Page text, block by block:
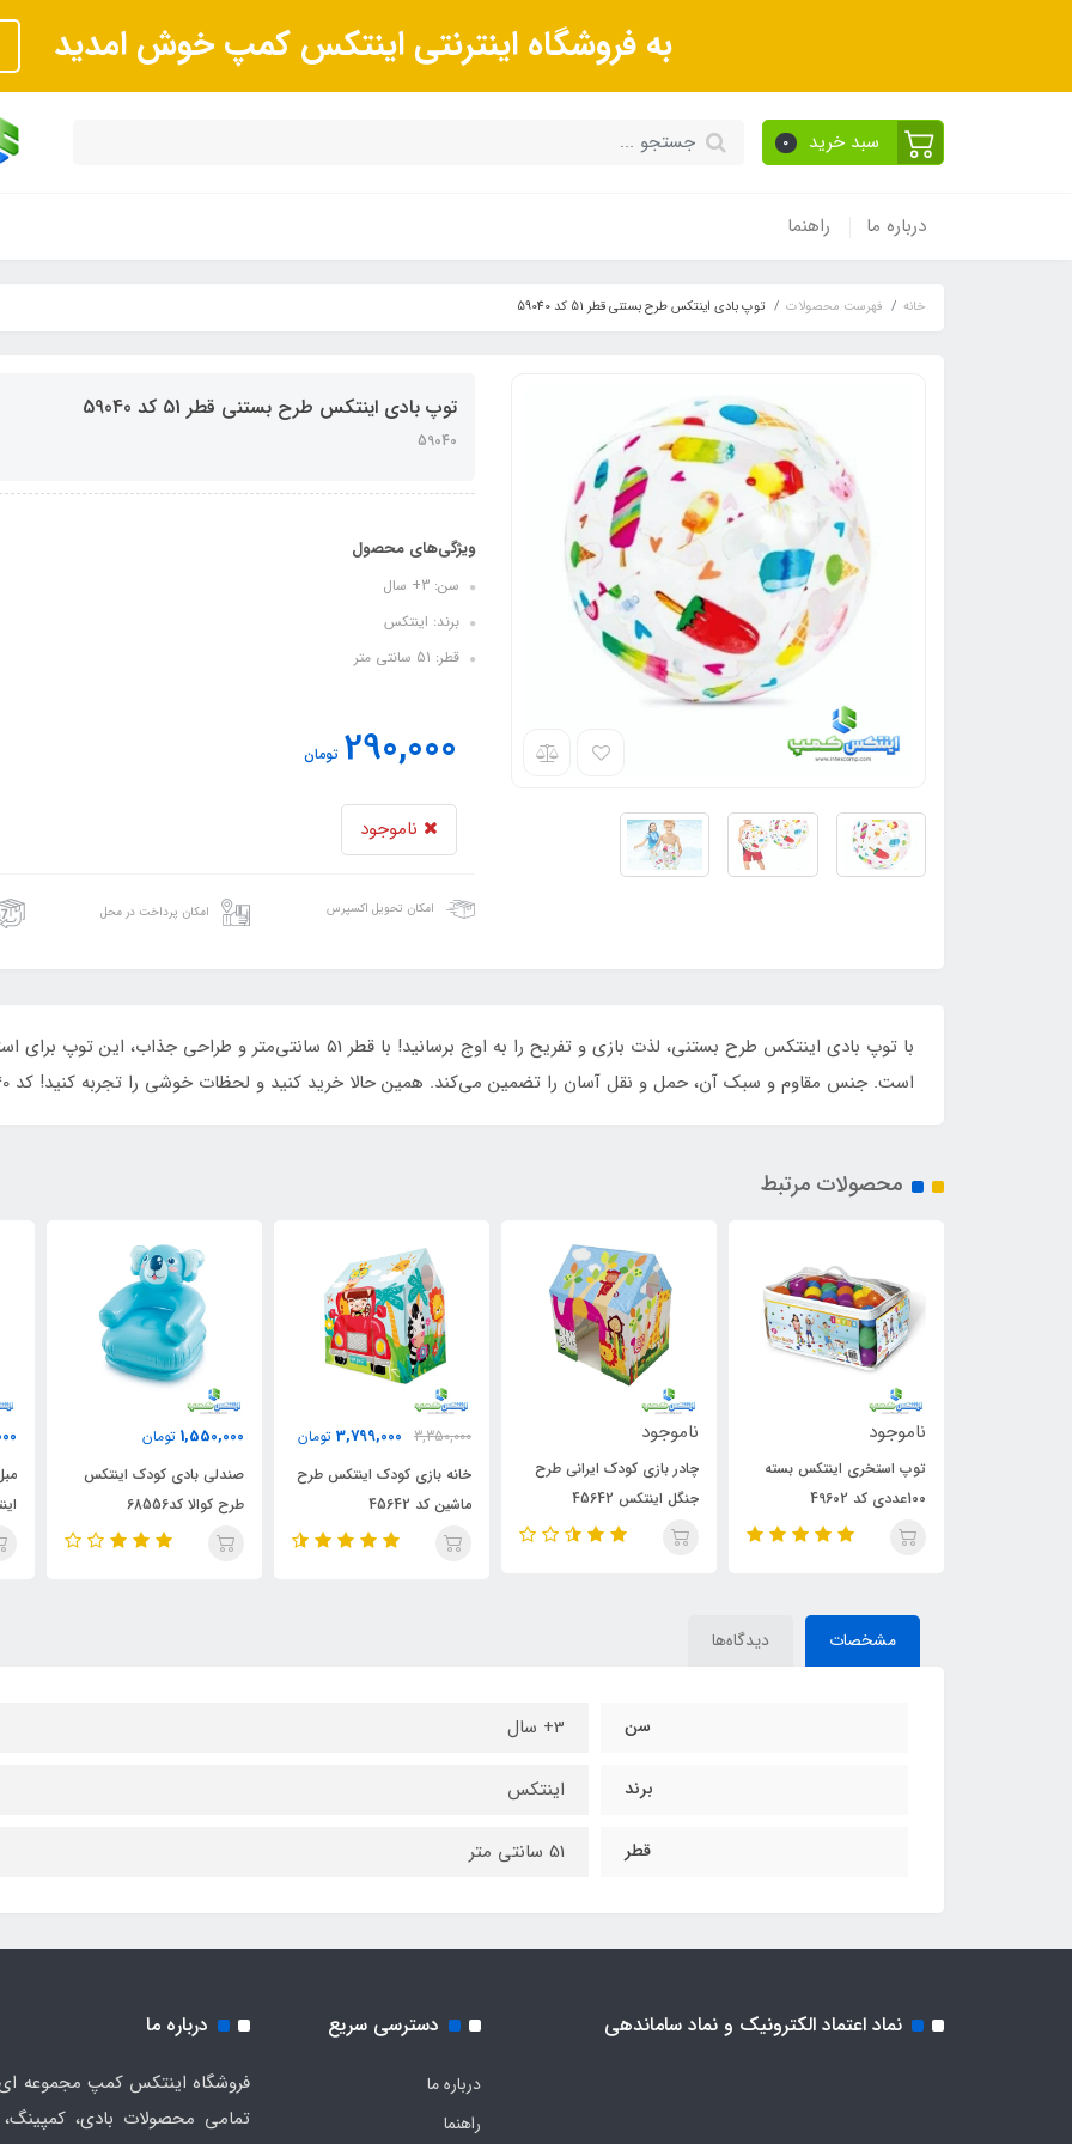
به فروشگاه اینترنتی اینتکس کمپ خوش امدید
سبد خرید 0
درباره ما راهنما
خانه فهرست محصولات توپ بادی اینتکس طرح بستنی قطر 51 کد 59040
توپ بادی اینتکس طرح بستنی قطر 51 کد 59040
59040
ویژگی‌های محصول
سن: 3+ سال
برند: اینتکس
قطر: 51 سانتی متر
290,000 تومان
ناموجود
امکان تحویل اکسپرس امکان پرداخت در محل
با توپ بادی اینتکس طرح بستنی، لذت بازی و تفریح را به اوج برسانید! با قطر
است. جنس مقاوم و سبک آن، حمل و نقل آسان را تضمین می‌کند. همین حالا خرید کنید و لحظات خوشی را تجربه کنید! کد 59040.
محصولات مرتبط
توپ استخری اینتکس بسته
چادر بازی کودک ایرانی طرح
جنگل اینتکس 45642
3,799,000 تومان
خانه بازی کودک اینتکس طرح
ماشین کد 45642
1,550,000 تومان
صندلی بادی کودک اینتکس
طرح کوالا کد68556
1,550,000
مبل بادی کودک طرح
اینتکس کد 68556
مشخصات دیدگاه‌ها
سن 3+ سال
برند اینتکس
قطر 51 سانتی متر
نماد اعتماد الکترونیک و نماد ساماندهی دسترسی سریع
درباره ما
راهنما
درباره ما
فروشگاه اینتکس کمپ مجموعه
تمامی محصولات بادی،